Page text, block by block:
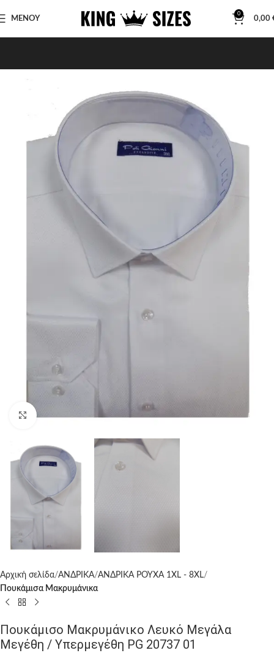
ΜΕΝΟΥ
0
0,00
Click to enlarge
Αρχική σελίδα ΑΝΔΡΙΚΑ ΑΝΔΡΙΚΑ ΡΟΥΧΑ 1XL - 8XL
Πουκάμισα Μακρυμάνικα
Πουκάμισο Μακρυμάνικο Λευκό Μεγάλα
Μεγέθη / Υπερμεγέθη PG 20737 01